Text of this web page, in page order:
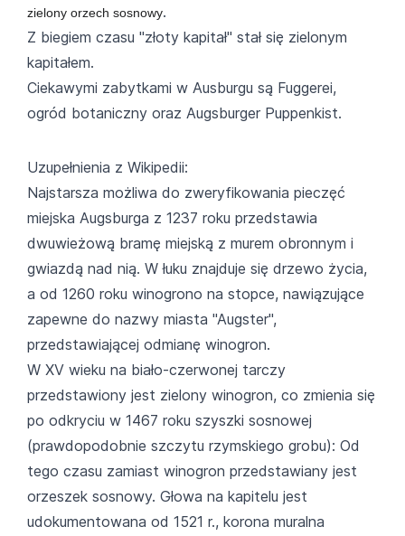
zielony orzech sosnowy.
Z biegiem czasu "złoty kapitał" stał się zielonym
kapitałem.
Ciekawymi zabytkami w Ausburgu są Fuggerei,
ogród botaniczny oraz Augsburger Puppenkist.
Uzupełnienia z Wikipedii:
Najstarsza możliwa do zweryfikowania pieczęć
miejska Augsburga z 1237 roku przedstawia
dwuwieżową bramę miejską z murem obronnym i
gwiazdą nad nią. W łuku znajduje się drzewo życia,
a od 1260 roku winogrono na stopce, nawiązujące
zapewne do nazwy miasta "Augster",
przedstawiającej odmianę winogron.
W XV wieku na biało-czerwonej tarczy
przedstawiony jest zielony winogron, co zmienia się
po odkryciu w 1467 roku szyszki sosnowej
(prawdopodobnie szczytu rzymskiego grobu): Od
tego czasu zamiast winogron przedstawiany jest
orzeszek sosnowy. Głowa na kapitelu jest
udokumentowana od 1521 r., korona muralna